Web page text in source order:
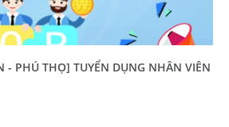
- PHÚ THỌ] TUYỂN DỤNG NHÂN VIÊN